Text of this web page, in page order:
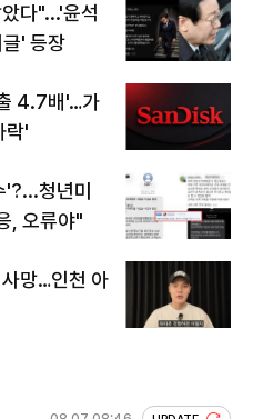
다"...'윤석
' 등장
4.7배'…가
락'
청년미
, 오류야"
망…인천 아